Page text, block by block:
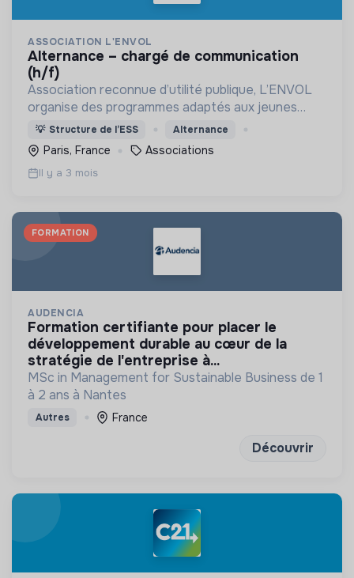
ASSOCIATION L'ENVOL
alternance – chargé de communication
(h/f)
Association reconnue d’utilité publique, L’ENVOL
organise des programmes adaptés aux jeunes
malades de 6 à 25 ans et à leur famille.
💡 Structure de l’ESS Alternance
Paris, France Associations
Il y a 3 mois
FORMATION
AUDENCIA
formation certifiante pour placer le
développement durable au cœur de la
stratégie de l'entreprise à...
MSc in Management for Sustainable Business de 1
à 2 ans à Nantes
Autres France
Découvrir